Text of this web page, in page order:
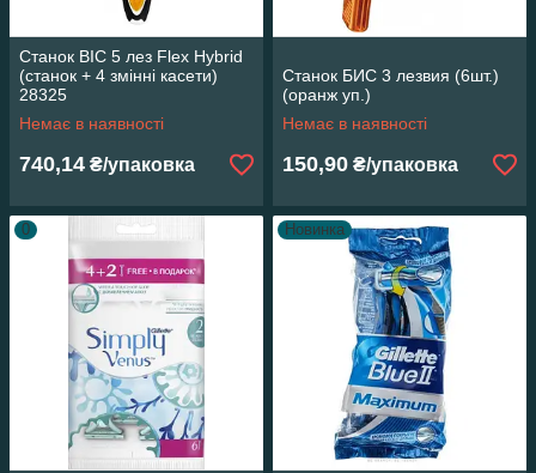
Станок ВІС 5 лез Flex Hybrid
(станок + 4 змінні касети)
28325
Немає в наявності
740,14 ₴/упаковка
Станок БИС 3 лезвия (6шт.)
(оранж уп.)
Немає в наявності
150,90 ₴/упаковка
0 Новинка